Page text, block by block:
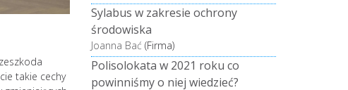
takie cechy
Sylabus w zakresie ochrony
środowiska
Joanna Bać (Firma)
Polisolokata w 2021 roku co
powinniśmy o niej wiedzieć?